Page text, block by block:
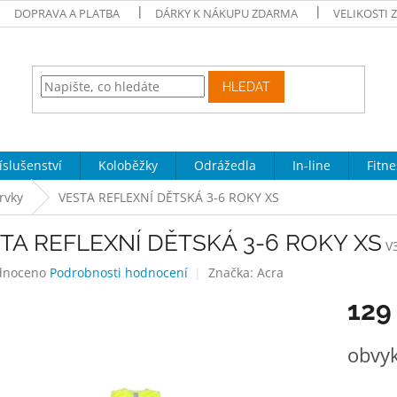
DOPRAVA A PLATBA DÁRKY K NÁKUPU ZDARMA VELIKOSTI
HLEDAT
Koloběžky Odrážedla In-line
VESTA REFLEXNÍ DĚTSKÁ 3-6 ROKY XS
REFLEXNÍ DĚTSKÁ 3-6 ROKY XS
Podrobnosti hodnocení Značka: Acra
cena: